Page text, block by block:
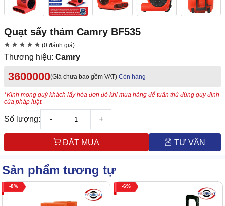
Quạt sấy thảm Camry BF535
(0 đánh giá)
Thương hiệu: Camry
3600000(Giá chưa bao gồm VAT) Còn hàng
*Kính mong quý khách lấy hóa đơn đỏ khi mua hàng để tuân thủ đúng quy định
của pháp luật.
Số lượng: - +
ĐẶT MUA TƯ VẤN
Sản phẩm tương tự
8 6